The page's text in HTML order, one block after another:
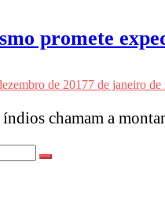
promete
de 20177 de janeiro de
chamam a